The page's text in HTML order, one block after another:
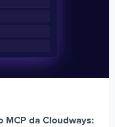
da Cloudways: